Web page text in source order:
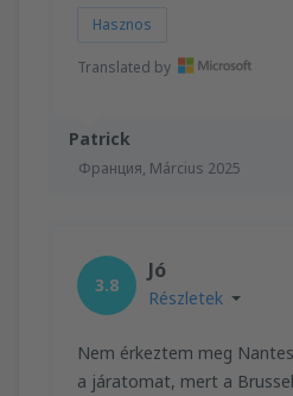
Patrick
Франция, Március 2025
Hasznos
Translated by
3.8
Jó
Részletek
Nem érkeztem meg
a járatomat, mert a